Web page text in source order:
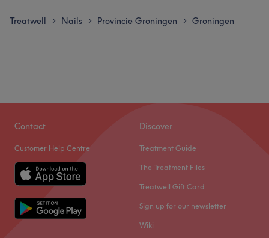
Treatwell > Nails > Provincie Groningen > Groningen
Contact
Customer Help Centre
Discover
Treatment Guide
The Treatment Files
Treatwell Gift Card
Sign up for our newsletter
Wiki